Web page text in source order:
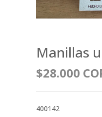
Manillas
$28.000
400142